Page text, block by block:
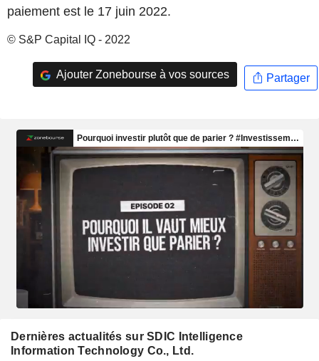
paiement est le 17 juin 2022.
© S&P Capital IQ - 2022
Ajouter Zonebourse à vos sources Partager
Dernières actualités sur SDIC Intelligence
Information Technology Co., Ltd.